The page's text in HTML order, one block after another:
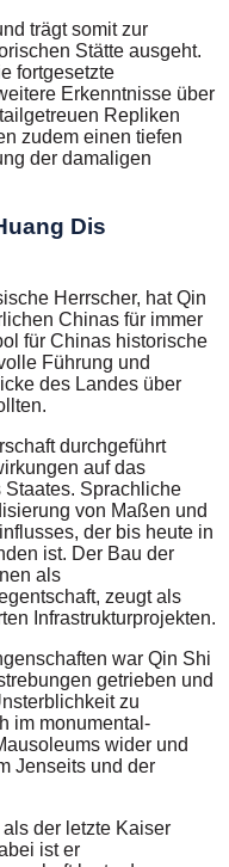
trägt somit zur
Stätte ausgeht.
fortgesetzte
Erkenntnisse über
Repliken
zudem einen tiefen
der damaligen
Dis
Herrscher, hat Qin
Chinas für immer
für Chinas historische
Führung und
des Landes über
durchgeführt
auf das
Sprachliche
von Maßen und
der bis heute in
ist. Der Bau der
als
zeugt als
Infrastrukturprojekten.
war Qin Shi
getrieben und
zu
im monumental-
wider und
Jenseits und der
der letzte Kaiser
ist er